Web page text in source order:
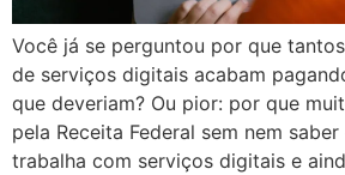
Você já se perguntou por que
de serviços digitais acabam
que deveriam? Ou pior: por que
pela Receita Federal sem nem
trabalha com serviços digitais e